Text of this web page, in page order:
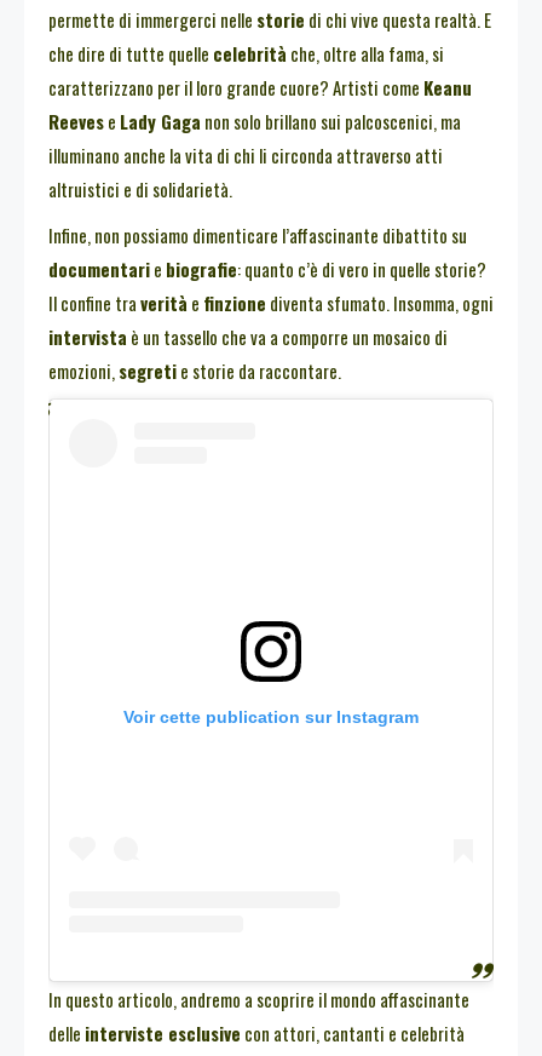
permette di immergerci nelle storie di chi vive questa realtà. E
che dire di tutte quelle celebrità che, oltre alla fama, si
caratterizzano per il loro grande cuore? Artisti come Keanu
Reevese Lady Gaga non solo brillano sui palcoscenici, ma
illuminano anche la vita di chi li circonda attraverso atti
altruistici e di solidarietà.
Infine, non possiamo dimenticare l’affascinante dibattito su
documentarie biografie: quanto c’è di vero in quelle storie?
Il confine traverità e finzione diventa sfumato. Insomma, ogni
intervista è un tassello che va a comporre un mosaico di
emozioni,segretie storie da raccontare.
Voir cette publication sur Instagram
In questo articolo, andremo a scoprire il mondo affascinante
delle interviste esclusive con attori, cantanti e celebrità